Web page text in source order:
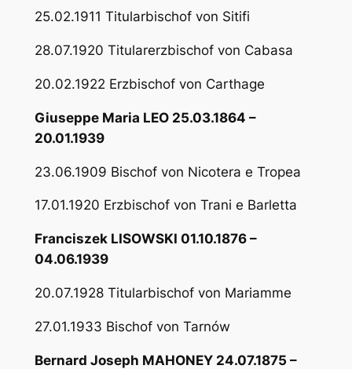
25.02.1911 Titularbischof von Sitifi
28.07.1920 Titularerzbischof von Cabasa
20.02.1922 Erzbischof von Carthage
Giuseppe Maria LEO 25.03.1864 –
20.01.1939
23.06.1909 Bischof von Nicotera e Tropea
17.01.1920 Erzbischof von Trani e Barletta
Franciszek LISOWSKI 01.10.1876 –
04.06.1939
20.07.1928 Titularbischof von Mariamme
27.01.1933 Bischof von Tarnów
Bernard Joseph MAHONEY 24.07.1875 –